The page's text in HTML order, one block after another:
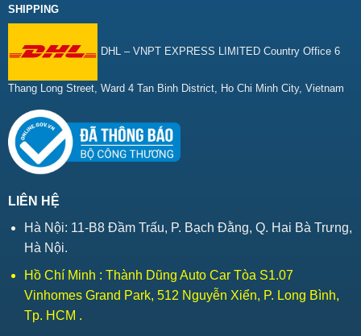
SHIPPING
DHL – VNPT EXPRESS LIMITED Country Office 6
Thang Long Street, Ward 4 Tan Binh District, Ho Chi Minh City, Vietnam
LIÊN HỆ
Hà Nội: 11-B8 Đầm Trấu, P. Bạch Đằng, Q. Hai Bà Trưng,
Hà Nội.
Hồ Chí Minh : Thành Dũng Auto Car Tòa S1.07
Vinhomes Grand Park, 512 Nguyễn Xiển, P. Long Bình,
Tp. HCM .